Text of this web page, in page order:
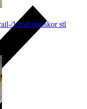
Vandringsskor stl